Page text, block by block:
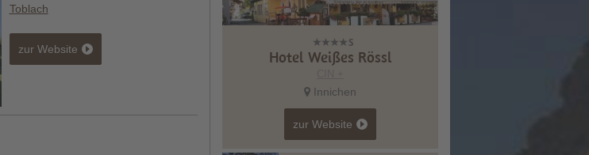
Toblach
zur Website Hotel Weißes Rössl
Innichen
zur Website